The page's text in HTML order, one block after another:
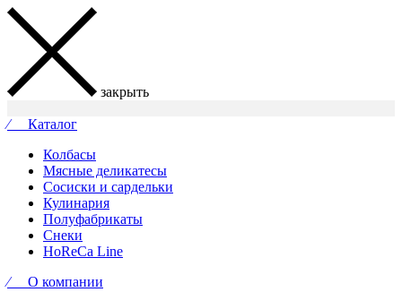
закрыть
⁄ Каталог
Колбасы
Мясные деликатесы
Сосиски и сардельки
Кулинария
Полуфабрикаты
Снеки
HoReCa Line
⁄ О компании